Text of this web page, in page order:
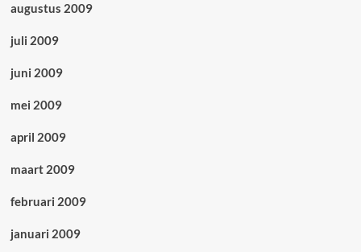
augustus 2009
juli 2009
juni 2009
mei 2009
april 2009
maart 2009
februari 2009
januari 2009